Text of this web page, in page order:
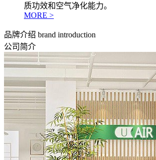
质功效和空气净化能力。
MORE >
品牌介绍 brand introduction
公司简介